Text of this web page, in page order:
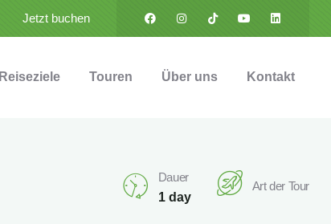
Jetzt buchen
Reiseziele Touren Über uns Kontakt
Dauer
1 day
Art der Tour